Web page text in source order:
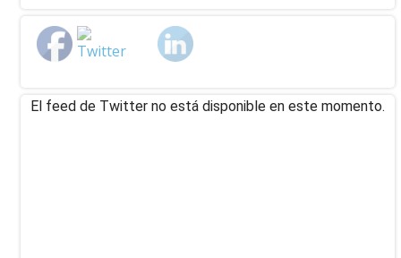
El feed de Twitter no está disponible en este momento.